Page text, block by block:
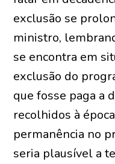
exclusão se
ministro,
se encontra em
exclusão do
que fosse paga a
recolhidos à
permanência no
seria plausível a